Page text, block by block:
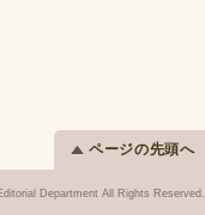
ページの先頭へ
Department All Rights Reserved.